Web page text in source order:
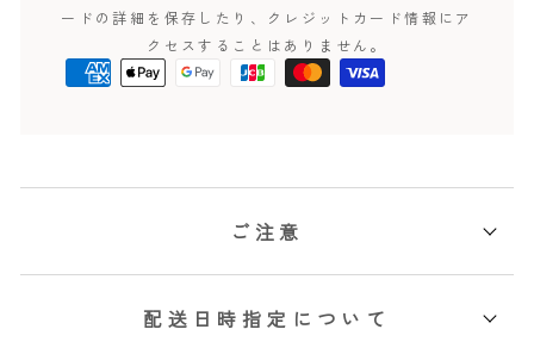
ードの詳細を保存したり、クレジットカード情報にア
クセスすることはありません。
ご注意
配送日時指定について